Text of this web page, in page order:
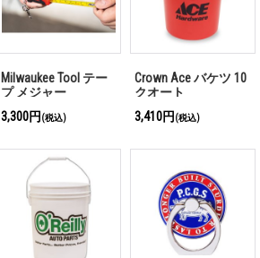
Milwaukee Tool テー
プ メジャー
3,300円 (税込)
Crown Ace バケツ 10
クオート
3,410円 (税込)